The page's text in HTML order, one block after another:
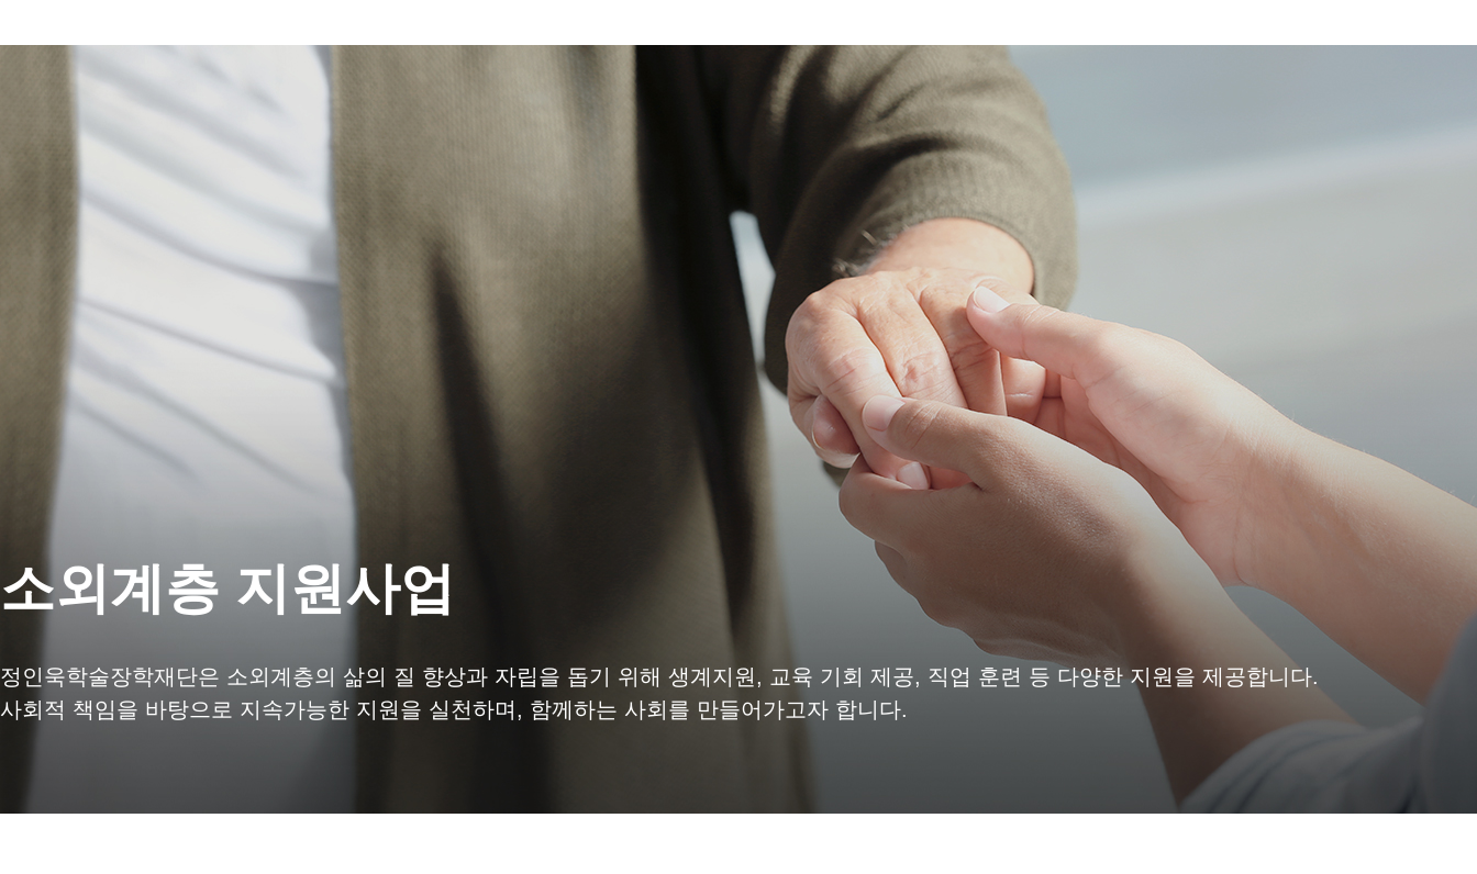
소외계층 지원사업
정인욱학술장학재단은 소외계층의 삶의 질 향상과 자립을 돕기 위해 생계지원, 교육 기회 제공, 직업 훈련 등 다양한 지원을 제공합니다.
사회적 책임을 바탕으로 지속가능한 지원을 실천하며, 함께하는 사회를 만들어가고자 합니다.